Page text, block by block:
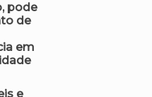
pode
de
em
e